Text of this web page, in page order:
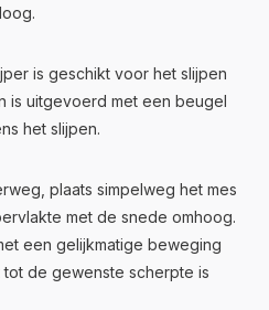
is geschikt voor het slijpen
is uitgevoerd met een beugel
het slijpen.
plaats simpelweg het mes
met de snede omhoog.
een gelijkmatige beweging
de gewenste scherpte is